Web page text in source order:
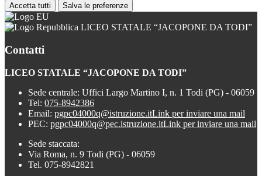
Accetta tutti Salva le preferenze
LICEO STATALE “JACOPONE DA TODI”
Contatti
LICEO STATALE “JACOPONE DA TODI”
Sede centrale: Uffici Largo Martino I, n. 1 Todi (PG) - 06059
Tel: 075-8942386
Email: pgpc04000q@istruzione.itLink per inviare una mail
PEC: pgpc04000q@pec.istruzione.itLink per inviare una mail
Sede staccata:
Via Roma, n. 9 Todi (PG) - 06059
Tel. 075-8942821